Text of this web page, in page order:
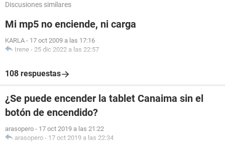
Discusiones similares
Mi mp5 no enciende, ni carga
KARLA - 17 oct 2009 a las 17:16
Irene - 25 dic 2022 a las 22:57
108 respuestas
¿Se puede encender la tablet Canaima sin el
botón de encendido?
arasopero - 17 oct 2019 a las 21:22
arasopero - 17 oct 2019 a las 22:34